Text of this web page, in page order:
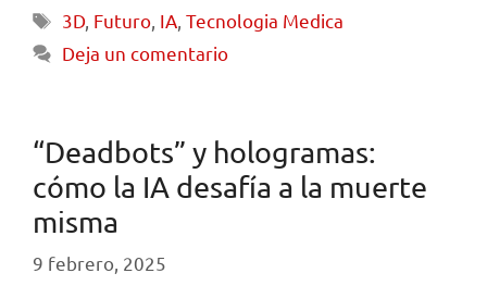
3D, Futuro IA ,Tecnologia Medica
Deja un comentario
“Deadbots” y hologramas:
cómo la IA desafía a la muerte
misma
9 febrero, 2025